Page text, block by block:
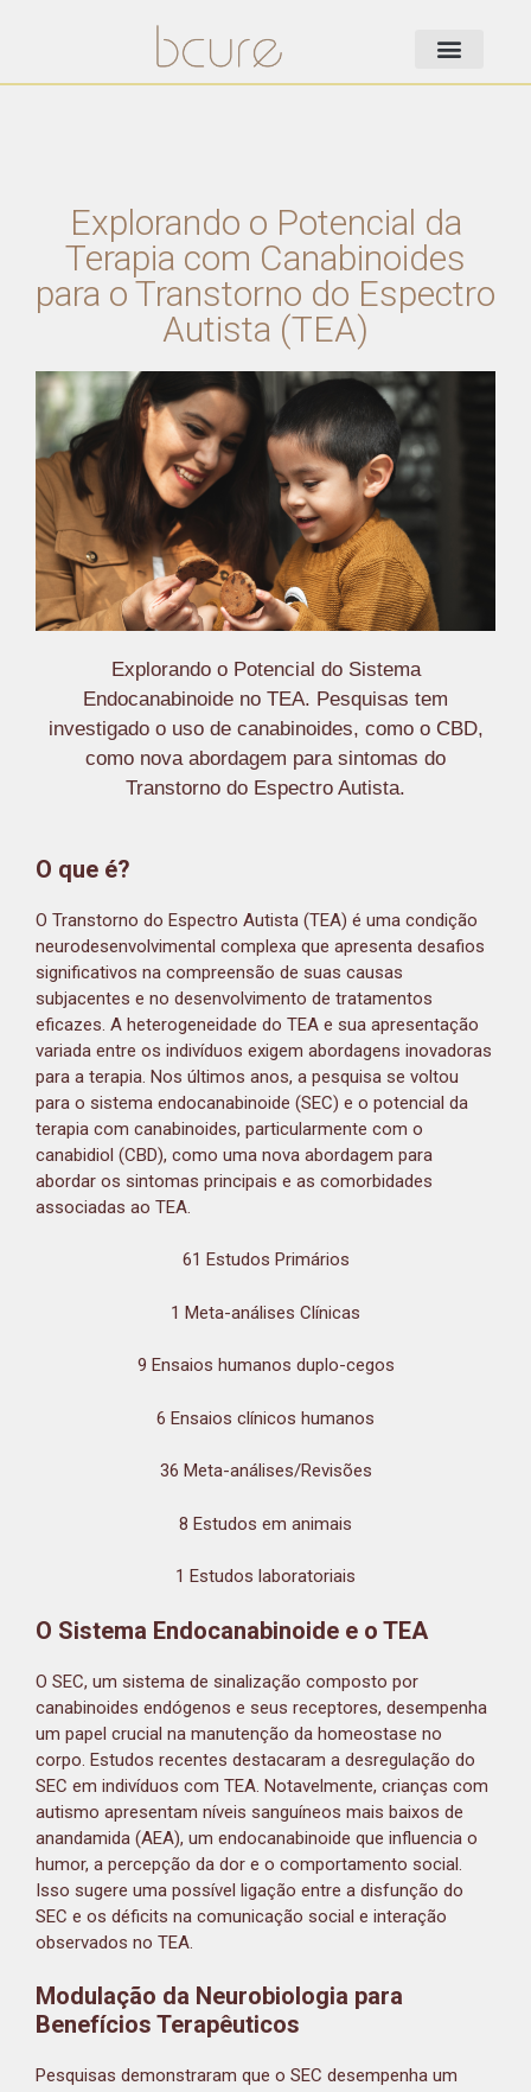
Explorando o Potencial da
Terapia com Canabinoides
para o Transtorno do Espectro
Autista (TEA)
Explorando o Potencial do Sistema
Endocanabinoide no TEA. Pesquisas tem
investigado o uso de canabinoides, como o CBD,
como nova abordagem para sintomas do
Transtorno do Espectro Autista.
O que é?
O Transtorno do Espectro Autista (TEA) é uma condição
neurodesenvolvimental complexa que apresenta desafios
significativos na compreensão de suas causas
subjacentes e no desenvolvimento de tratamentos
eficazes. A heterogeneidade do TEA e sua apresentação
variada entre os indivíduos exigem abordagens inovadoras
para a terapia. Nos últimos anos, a pesquisa se voltou
para o sistema endocanabinoide (SEC) e o potencial da
terapia com canabinoides, particularmente com o
canabidiol (CBD), como uma nova abordagem para
abordar os sintomas principais e as comorbidades
associadas ao TEA.
61 Estudos Primários
1 Meta-análises Clínicas
9 Ensaios humanos duplo-cegos
6 Ensaios clínicos humanos
36 Meta-análises/Revisões
8 Estudos em animais
1 Estudos laboratoriais
O Sistema Endocanabinoide e o TEA
O SEC, um sistema de sinalização composto por
canabinoides endógenos e seus receptores, desempenha
um papel crucial na manutenção da homeostase no
corpo. Estudos recentes destacaram a desregulação do
SEC em indivíduos com TEA. Notavelmente, crianças com
autismo apresentam níveis sanguíneos mais baixos de
anandamida (AEA), um endocanabinoide que influencia o
humor, a percepção da dor e o comportamento social.
Isso sugere uma possível ligação entre a disfunção do
SEC e os déficits na comunicação social e interação
observados no TEA.
Modulação da Neurobiologia para
Benefícios Terapêuticos
Pesquisas demonstraram que o SEC desempenha um